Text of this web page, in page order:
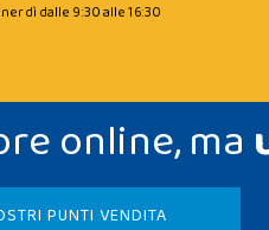
dalle 9:30 alle 16:30
online, ma
PUNTI VENDITA